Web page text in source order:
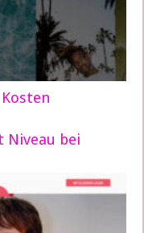
Niveau bei